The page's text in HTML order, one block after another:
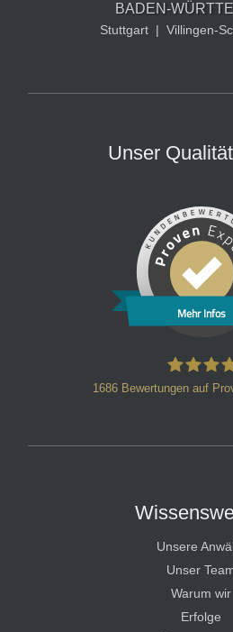
BADEN-
Stuttgart | Villingen-
Unser
Mehr Infos
1686 Bewertungen auf
Unsere
Unser
Warum wir
Erfolge